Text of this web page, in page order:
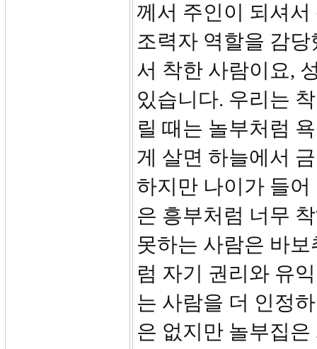
께서 주인이 되셔
조력자 역할을 감
서 착한 사람이요,
있습니다. 우리는
릴 때는 놀부처럼
게 살면 하늘에서
하지만 나이가 들
은 흥부처럼 너무
못하는 사람은 바
럼 자기 권리와 유
는 사람을 더 인정
은 없지만 놀부집